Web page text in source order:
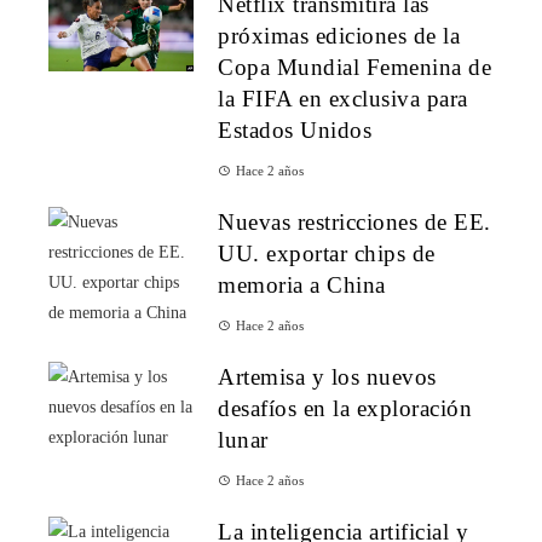
próximas ediciones de la
Copa Mundial Femenina de
la FIFA en exclusiva para
Estados Unidos
Hace 2 años
Nuevas restricciones de EE.
UU. exportar chips de
memoria a China
Hace 2 años
Artemisa y los nuevos
desafíos en la exploración
lunar
Hace 2 años
La inteligencia artificial y